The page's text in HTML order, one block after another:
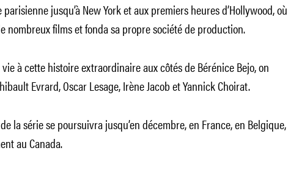
parisienne jusqu’à New York et aux premiers heures d’Hollywood, où
nombreux films et fonda sa propre société de production.
à cette histoire extraordinaire aux côtés de Bérénice Bejo, on
Evrard, Oscar Lesage, Irène Jacob et Yannick Choirat.
la série se poursuivra jusqu’en décembre, en France, en Belgique,
au Canada.